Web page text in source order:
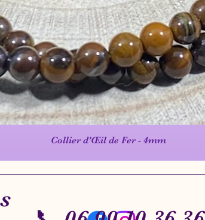
Aperçu rapide
Collier d'Œil de Fer - 4mm